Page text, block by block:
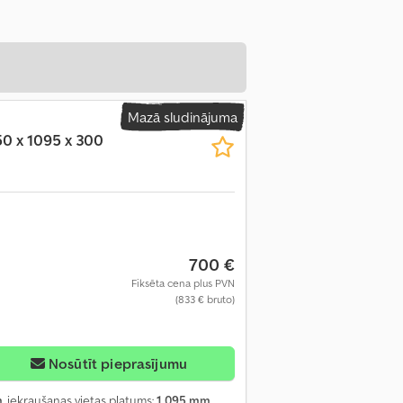
Mazā sludinājuma
x 1095 x 300
700 €
Fiksēta cena plus PVN
(833 € bruto)
Nosūtīt pieprasījumu